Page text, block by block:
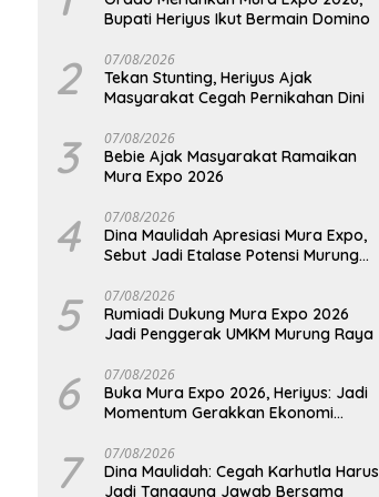
Bupati Heriyus Ikut Bermain Domino
2 07/08/2026
Tekan Stunting, Heriyus Ajak
Masyarakat Cegah Pernikahan Dini
3 07/08/2026
Bebie Ajak Masyarakat Ramaikan
Mura Expo 2026
4 07/08/2026
Dina Maulidah Apresiasi Mura Expo,
Sebut Jadi Etalase Potensi Murung
5 07/08/2026
Rumiadi Dukung Mura Expo 2026
Jadi Penggerak UMKM Murung Raya
6 07/08/2026
Buka Mura Expo 2026, Heriyus: Jadi
Momentum Gerakkan Ekonomi
7 07/08/2026
Dina Maulidah: Cegah Karhutla Harus
Jadi Tanggung Jawab Bersama